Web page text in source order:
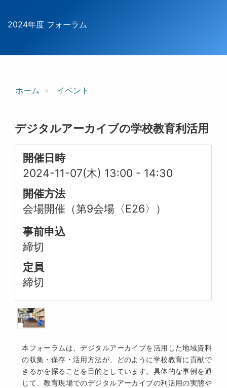
2024年度 フォーラム
ホーム イベント
デジタルアーカイブの学校教育利活用
開催日時
2024-11-07(木) 13:00 - 14:30
開催方法
会場開催（第9会場〈E26〉）
事前申込
締切
定員
締切
本フォーラムは、デジタルアーカイブを活用した地域資料
の収集・保存・活用方法が、どのように学校教育に貢献で
きるかを探ることを目的としています。具体的な事例を通
じて、教育現場でのデジタルアーカイブの利活用の実態や